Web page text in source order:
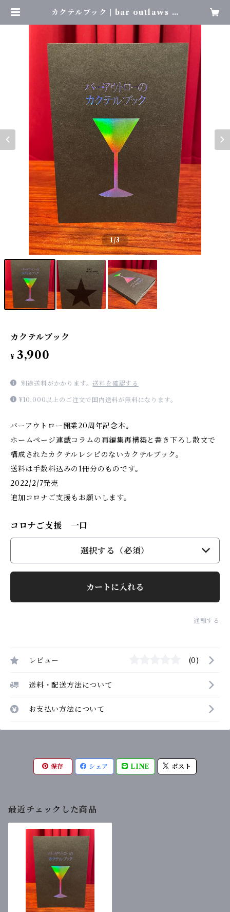
カクテルブック | bar outlaws '7
1/3
カクテルブック
¥ 3,900
別途送料がかかります。送料を確認する
¥10,000以上のご注文で国内送料が無料になります。
バーアウトロー開業20周年記念本。
ホームページ連載コラムの再編集再構築と書き下ろし散文で
構成されたカクテルレシピのないカクテルブック。
送料は手数料込みの1冊分のものです。
2022/2/7発売
追加コロナご支援もお願いします。
コロナご支援 一口
選択する（必須）
カートに入れる
通報する
レビュー (0)
送料・配送方法について
お支払い方法について
保存 シェア LINE ポスト
最近チェックした商品